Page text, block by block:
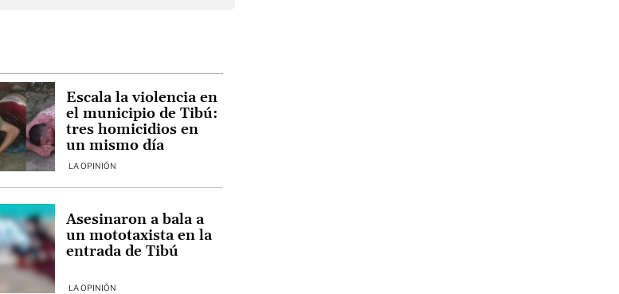
LA OPINIÓN
Escala la violencia en
el municipio de Tibú:
tres homicidios en
un mismo día
LA OPINIÓN
Asesinaron a bala a
un mototaxista en la
entrada de Tibú